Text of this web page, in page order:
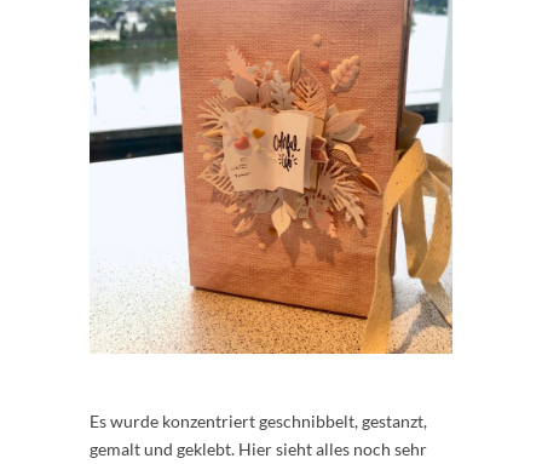
Es wurde konzentriert geschnibbelt, gestanzt,
gemalt und geklebt. Hier sieht alles noch sehr